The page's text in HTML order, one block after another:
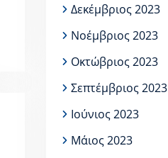
Δεκέμβριος 2023
Νοέμβριος 2023
Οκτώβριος 2023
Σεπτέμβριος 2023
Ιούνιος 2023
Μάιος 2023